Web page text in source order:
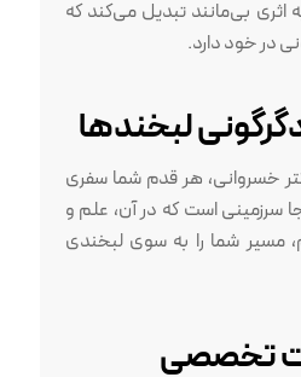
اثری بی‌مانند تبدیل می‌کند که
در خود دارد.
لبخندها
خسروانی، هر قدم شما سفری
سرزمینی است که در آن، علم و
شما را به سوی لبخندی
تخصصی